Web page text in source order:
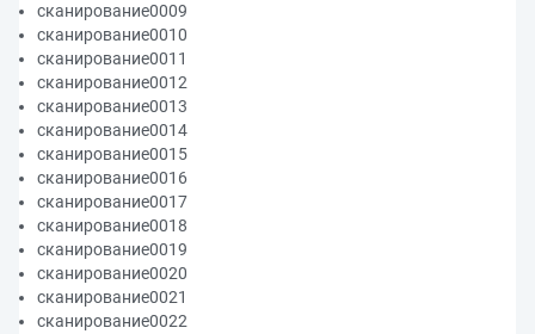
сканирование0009
сканирование0010
сканирование0011
сканирование0012
сканирование0013
сканирование0014
сканирование0015
сканирование0016
сканирование0017
сканирование0018
сканирование0019
сканирование0020
сканирование0021
сканирование0022